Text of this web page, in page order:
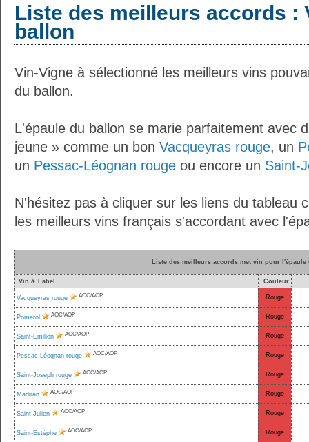
Liste des meilleurs accords :
ballon
Vin-Vigne à sélectionné les meilleurs vins
du ballon.
L'épaule du ballon se marie parfaitement avec
jeune » comme un bon Vacqueyras rouge, un
un Pessac-Léognan rouge ou encore un Saint-
N'hésitez pas à cliquer sur les liens du tableau
les meilleurs vins français s'accordant avec
Liste des meilleurs accords met vin pour l'épaule
Vin & Label Couleur
Vacqueyras rouge AOC/AOP Rouge
Pomerol AOC/AOP Rouge
Saint-Emilion AOC/AOP Rouge
Pessac-Léognan rouge AOC/AOP Rouge
Saint-Joseph rouge AOC/AOP Rouge
Madiran AOC/AOP Rouge
Saint-Julien AOC/AOP Rouge
Saint-Estèphe AOC/AOP Rouge